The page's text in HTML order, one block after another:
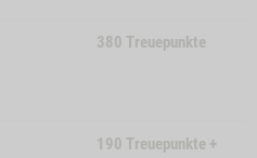
380 Treuepunkte
190 Treuepunkte +